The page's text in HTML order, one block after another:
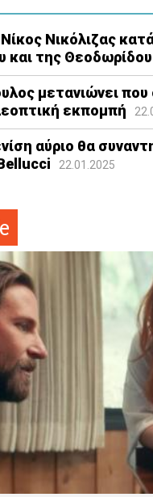
Νικόλιζας
και της Θεοδωρίδου
μετανιώνει
εκπομπή
αύριο θα
22.01.2025